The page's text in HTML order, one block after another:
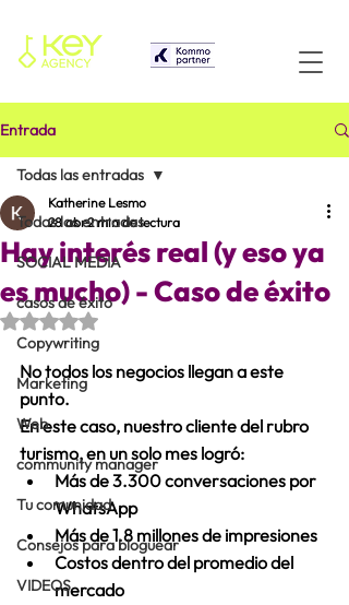
Entrada
Todas las entradas
SOCIAL MEDIA
casos de éxito
Copywriting
Marketing
Web
community manager
Tu comunidad
Consejos para bloguear
VIDEOS
Todas las entradas
Hay interés real (y eso ya
es mucho) - Caso de éxito
Katherine Lesmo
28 abr2 min de lectura
Obtuvo NaN de 5 estrellas.
No todos los negocios llegan a este
punto.
En este caso, nuestro cliente del rubro
turismo, en un solo mes logró:
Más de 3.300 conversaciones por
WhatsApp
Más de 1.8 millones de impresiones
Costos dentro del promedio del
mercado